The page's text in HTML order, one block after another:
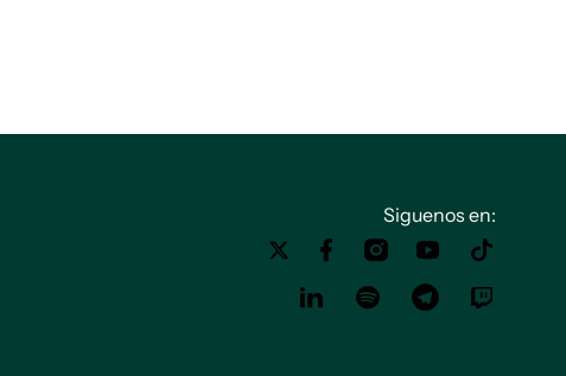
Siguenos en: